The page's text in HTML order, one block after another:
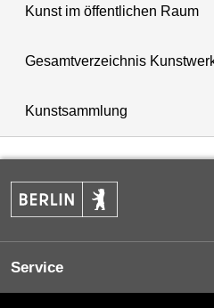
Kunst im öffentlichen Raum
Gesamtverzeichnis
Kunstsammlung
Service